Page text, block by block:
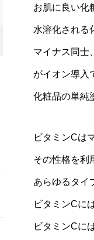
お肌に良い化
水溶化される
マイナス同士
がイオン導入
化粧品の単純
ビタミンCは
その性格を利
あらゆるタイ
ビタミンCに
ビタミンCに